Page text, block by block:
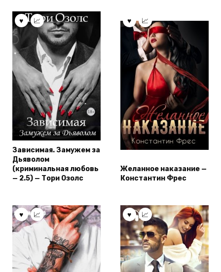
Зависимая. Замужем за
Дьяволом
(криминальная любовь
— 2.5) — Тори Озолс
Желанное наказание —
Константин Фрес